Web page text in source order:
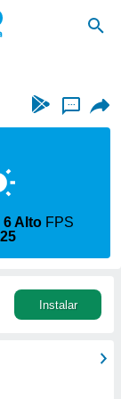
...
6 Alto FPS
Instalar